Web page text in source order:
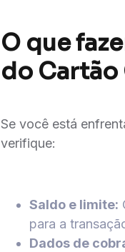
O que
do Cartão
Se você está
verifique:
Saldo e limite:
para a
Dados de